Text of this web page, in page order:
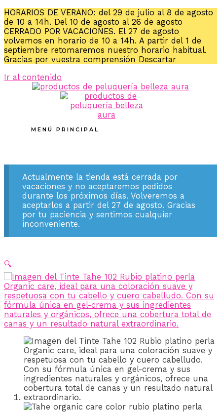
HORARIOS DE VERANO: del 29 de julio al 8 de agosto
de 10 a 14h. Del 10 de agosto al 26 de agosto
CERRADO POR VACACIONES. El 27 de agosto
volvemos en horario de 10 a 14h. A partir del 1 de
septiembre retomaremos nuestro horario habitual.
Gracias por vuestra comprensión Descartar
Ir al contenido
MENÚ PRINCIPAL
Actualmente la tienda está cerrada por
vacaciones y no aceptaremos pedidos
durante los próximos días. Volveremos a
aceptarlos a partir del 27 de agosto. Gracias
por tu paciencia y sentimos cualquier
inconveniente.
🔍